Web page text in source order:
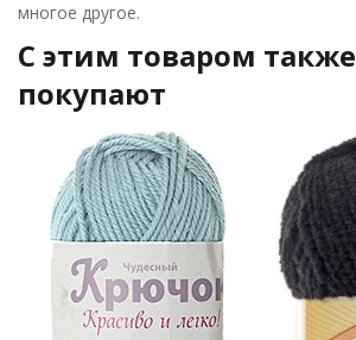
многое другое.
C этим товаром также
покупают